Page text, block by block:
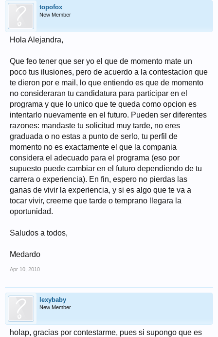
topofox
New Member
Hola Alejandra,
Que feo tener que ser yo el que de momento mate un
poco tus ilusiones, pero de acuerdo a la contestacion que
te dieron por e mail, lo que entiendo es que de momento
no consideraran tu candidatura para participar en el
programa y que lo unico que te queda como opcion es
intentarlo nuevamente en el futuro. Pueden ser diferentes
razones: mandaste tu solicitud muy tarde, no eres
graduada o no estas a punto de serlo, tu perfil de
momento no es exactamente el que la compania
considera el adecuado para el programa (eso por
supuesto puede cambiar en el futuro dependiendo de tu
carrera o experiencia). En fin, espero no pierdas las
ganas de vivir la experiencia, y si es algo que te va a
tocar vivir, creeme que tarde o temprano llegara la
oportunidad.
Saludos a todos,
Medardo
Apr 10, 2010
lexybaby
New Member
holap, gracias por contestarme, pues si supongo que es